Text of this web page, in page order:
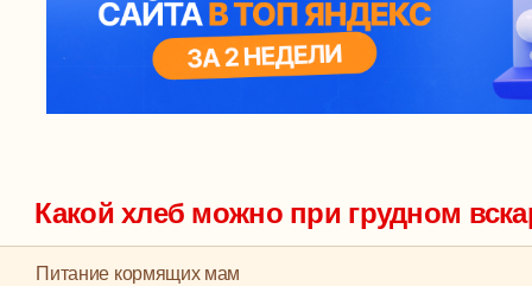
Какой хлеб можно при грудном
Питание кормящих мам